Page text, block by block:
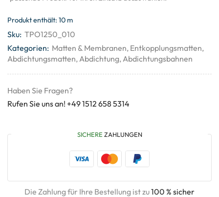
Produkt enthält: 10 m
Sku: TPO1250_010
Kategorien: Matten & Membranen, Entkopplungsmatten,
Abdichtungsmatten,Abdichtung,Abdichtungsbahnen
Haben Sie Fragen?
Rufen Sie uns an! +49 1512 658 5314
SICHERE ZAHLUNGEN
Die Zahlung für Ihre Bestellung ist zu100 % sicher